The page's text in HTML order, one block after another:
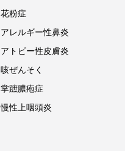
花粉症
アレルギー性鼻炎
アトピー性皮膚炎
咳ぜんそく
掌蹠膿疱症
慢性上咽頭炎